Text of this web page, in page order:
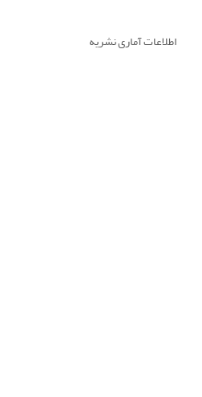
اطلاعات آماری نشریه